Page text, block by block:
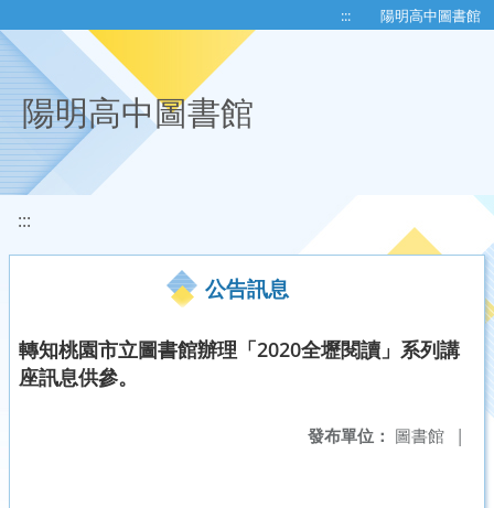
::: 陽明高中圖書館
陽明高中圖書館
:::
公告訊息
轉知桃園市立圖書館辦理「2020全壢閱讀」系列講
座訊息供參。
發布單位： 圖書館 |